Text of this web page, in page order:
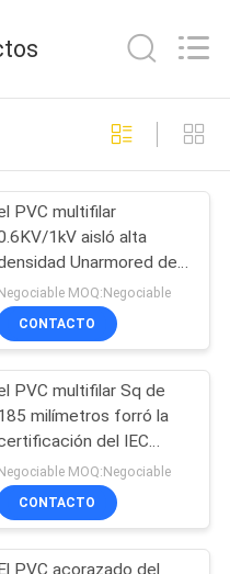
cable
306
244
PVC multifilar
1kV aisló alta
Unarmored de
cables 300
Sq
MOQ:Negociable
CONTACTO
PVC multifilar Sq de
milímetros forró la
del IEC
del cable de
MOQ:Negociable
CONTACTO
PVC acorazado del